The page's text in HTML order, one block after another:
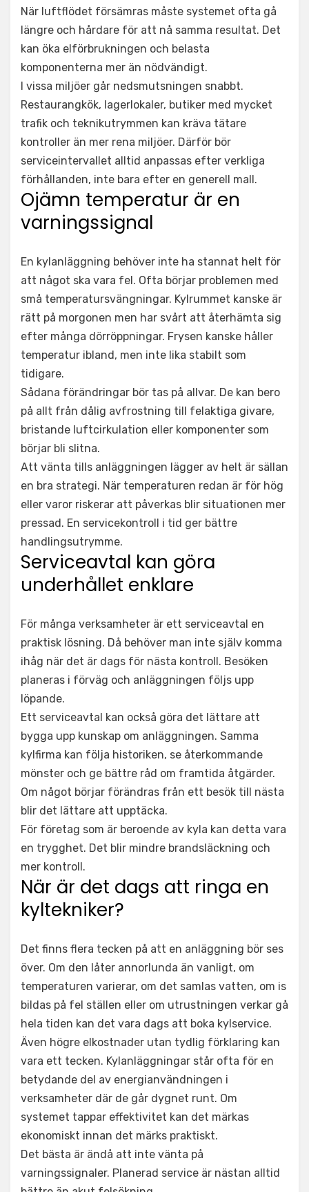
När luftflödet försämras måste systemet ofta gå
längre och hårdare för att nå samma resultat. Det
kan öka elförbrukningen och belasta
komponenterna mer än nödvändigt.
I vissa miljöer går nedsmutsningen snabbt.
Restaurangkök, lagerlokaler, butiker med mycket
trafik och teknikutrymmen kan kräva tätare
kontroller än mer rena miljöer. Därför bör
serviceintervallet alltid anpassas efter verkliga
förhållanden, inte bara efter en generell mall.
Ojämn temperatur är en
varningssignal
En kylanläggning behöver inte ha stannat helt för
att något ska vara fel. Ofta börjar problemen med
små temperatursvängningar. Kylrummet kanske är
rätt på morgonen men har svårt att återhämta sig
efter många dörröppningar. Frysen kanske håller
temperatur ibland, men inte lika stabilt som
tidigare.
Sådana förändringar bör tas på allvar. De kan bero
på allt från dålig avfrostning till felaktiga givare,
bristande luftcirkulation eller komponenter som
börjar bli slitna.
Att vänta tills anläggningen lägger av helt är sällan
en bra strategi. När temperaturen redan är för hög
eller varor riskerar att påverkas blir situationen mer
pressad. En servicekontroll i tid ger bättre
handlingsutrymme.
Serviceavtal kan göra
underhållet enklare
För många verksamheter är ett serviceavtal en
praktisk lösning. Då behöver man inte själv komma
ihåg när det är dags för nästa kontroll. Besöken
planeras i förväg och anläggningen följs upp
löpande.
Ett serviceavtal kan också göra det lättare att
bygga upp kunskap om anläggningen. Samma
kylfirma kan följa historiken, se återkommande
mönster och ge bättre råd om framtida åtgärder.
Om något börjar förändras från ett besök till nästa
blir det lättare att upptäcka.
För företag som är beroende av kyla kan detta vara
en trygghet. Det blir mindre brandsläckning och
mer kontroll.
När är det dags att ringa en
kyltekniker?
Det finns flera tecken på att en anläggning bör ses
över. Om den låter annorlunda än vanligt, om
temperaturen varierar, om det samlas vatten, om is
bildas på fel ställen eller om utrustningen verkar gå
hela tiden kan det vara dags att boka kylservice.
Även högre elkostnader utan tydlig förklaring kan
vara ett tecken. Kylanläggningar står ofta för en
betydande del av energianvändningen i
verksamheter där de går dygnet runt. Om
systemet tappar effektivitet kan det märkas
ekonomiskt innan det märks praktiskt.
Det bästa är ändå att inte vänta på
varningssignaler. Planerad service är nästan alltid